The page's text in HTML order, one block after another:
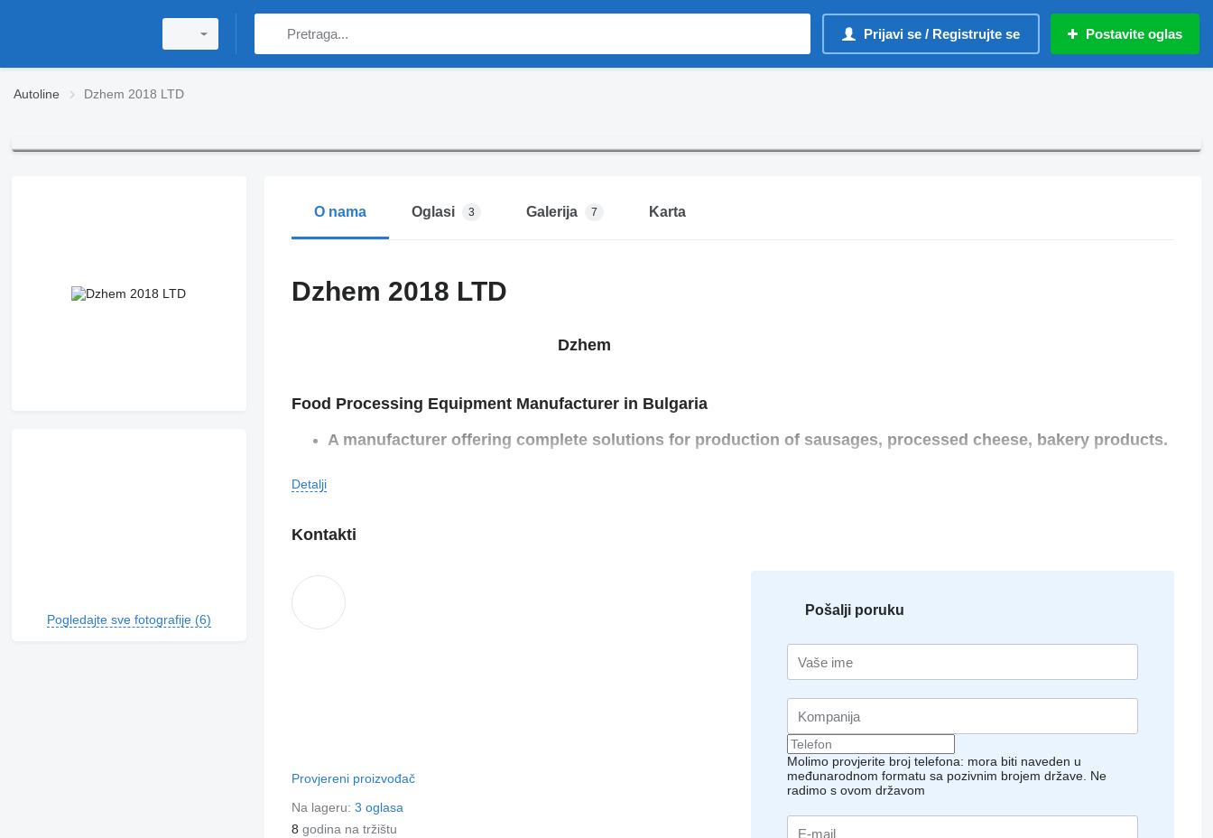
Prijavi se / Registrujte se Postavite oglas
Autoline Dzhem 2018 LTD
Pogledajte sve fotografije (6)
O nama Oglasi 3 Galerija 7 Karta
Dzhem 2018 LTD
Dzhem
Food Processing Equipment Manufacturer in Bulgaria
A manufacturer offering complete solutions for production of sausages, processed cheese, bakery products.
Universal, easy to maintain and reliable in operation equipment that meets the most modern quality and
Powerful development team, individual approach to the customer`s requirements.
Competitive price resulting from the consistent financial and economic policy of the enterprise.
Detalji
Kontakti
Provjereni proizvođač
Na lageru: 3 oglasa
8 godina na tržištu
Pošalji poruku
Molimo provjerite broj telefona: mora biti naveden u
međunarodnom formatu sa pozivnim brojem države. Ne
radimo s ovom državom